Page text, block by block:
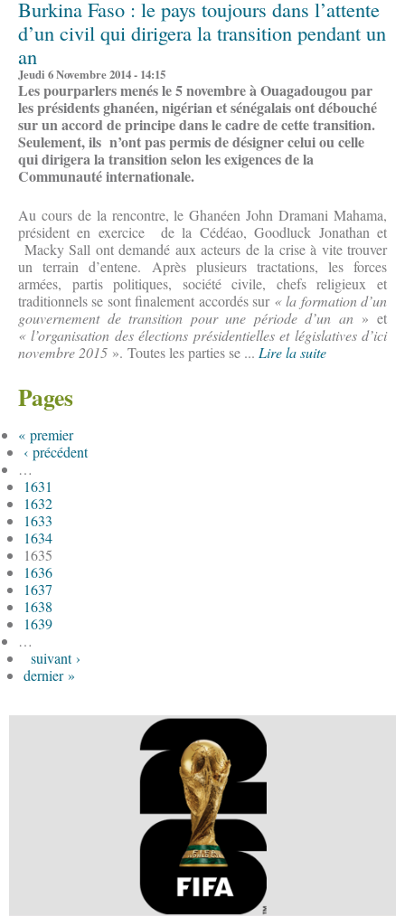
Burkina Faso : le pays toujours dans l’attente
d’un civil qui dirigera la transition pendant un
an
Jeudi 6 Novembre 2014 - 14:15
Les pourparlers menés le 5 novembre à Ouagadougou par
les présidents ghanéen, nigérian et sénégalais ont débouché
sur un accord de principe dans le cadre de cette transition.
Seulement, ils n’ont pas permis de désigner celui ou celle
qui dirigera la transition selon les exigences de la
Communauté internationale.
Au cours de la rencontre, le Ghanéen John Dramani Mahama,
président en exercice de la Cédéao, Goodluck Jonathan et
Macky Sall ont demandé aux acteurs de la crise à vite trouver
un terrain d’entene. Après plusieurs tractations, les forces
armées, partis politiques, société civile, chefs religieux et
traditionnels se sont finalement accordés sur « la formation d’un
gouvernement de transition pour une période d’un an» et
« l’organisation des élections présidentielles et législatives d’ici
novembre 2015 ». Toutes les parties se ... Lire la suite
Pages
« premier
‹ précédent
…
1631
1632
1633
1634
1635
1636
1637
1638
1639
…
suivant ›
dernier »